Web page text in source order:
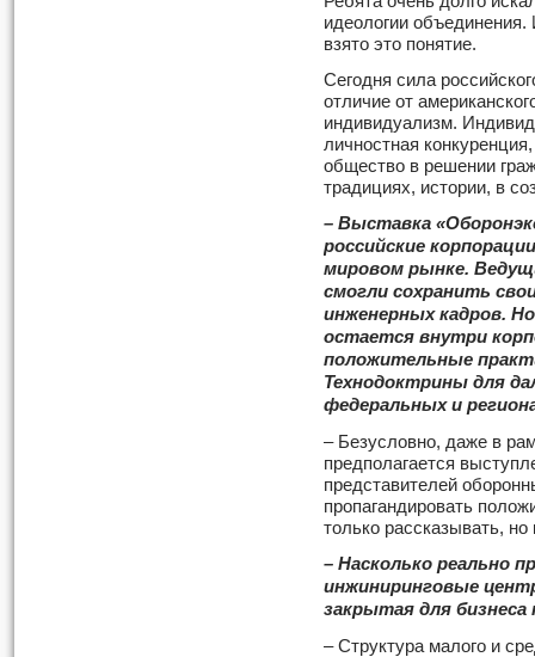
идеологии
взято это понятие.
Сегодня сила
отличие от
индивидуализм.
личностная
общество в решении
традициях, истории, в
– Выставка
российские
мировом рынке.
смогли сохранить
инженерных кадров.
остается внутри
положительные
Технодоктрины для
федеральных и
– Безусловно, даже в
предполагается
представителей
пропагандировать
только рассказывать,
– Насколько реально
инжиниринговые
закрытая для
– Структура малого и